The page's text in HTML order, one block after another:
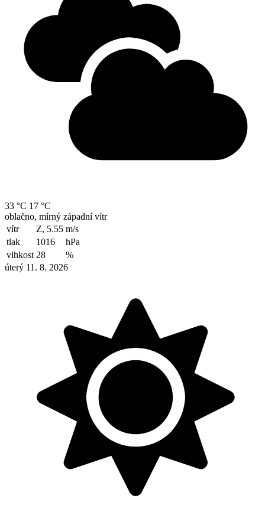
33 °C 17 °C
oblačno, mírný západní vítr
vítr
Z, 5.55 m/s
tlak
1016
hPa
vlhkost 28
%
úterý 11. 8. 2026